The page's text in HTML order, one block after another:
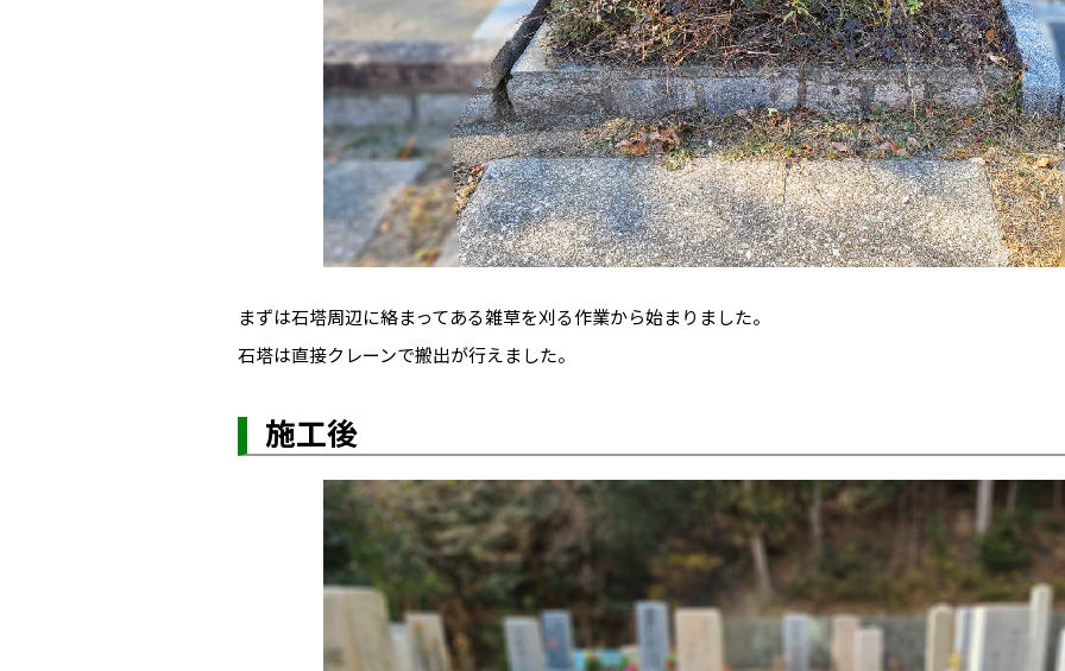
まずは石塔周辺に絡まってある雑草を刈る作業から始まりました。
石塔は直接クレーンで搬出が行えました。
施工後